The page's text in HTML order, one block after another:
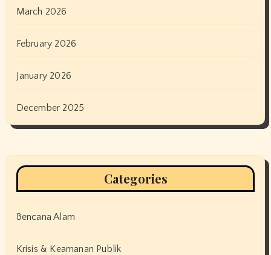
March 2026
February 2026
January 2026
December 2025
Categories
Bencana Alam
Krisis & Keamanan Publik